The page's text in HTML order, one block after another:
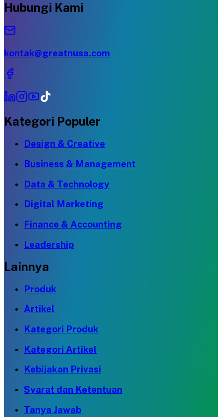
Hubungi Kami
kontak@greatnusa.com
Kategori Populer
Design & Creative
Business & Management
Data & Technology
Digital Marketing
Finance & Accounting
Leadership
Lainnya
Produk
Artikel
Kategori Produk
Kategori Artikel
Kebijakan Privasi
Syarat dan Ketentuan
Tanya Jawab